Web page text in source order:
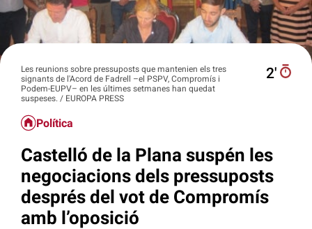
Les reunions sobre pressuposts que mantenien els tres
signants de l'Acord de Fadrell –el PSPV, Compromís i
Podem-EUPV– en les últimes setmanes han quedat
suspeses. / EUROPA PRESS
2′
Política
Castelló de la Plana suspén les
negociacions dels pressuposts
després del vot de Compromís
amb l’oposició